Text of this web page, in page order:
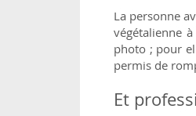
La personne
végétalienne
photo ; pour
permis de
Et